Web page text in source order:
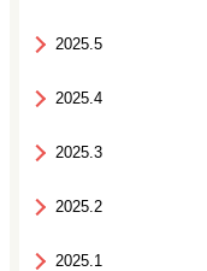
2025.5
2025.4
2025.3
2025.2
2025.1